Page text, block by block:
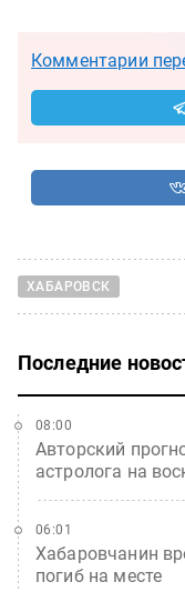
Комментарии
ХАБАРОВСК
Последние
Авторский
астролога на
08:00
Хабаровчанин
погиб на месте
06:01